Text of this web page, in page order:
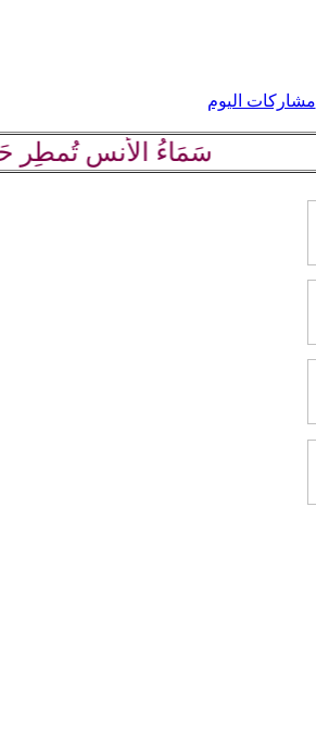
مشاركات اليوم
سَمَاءُ الأُنسِ تُمطِر